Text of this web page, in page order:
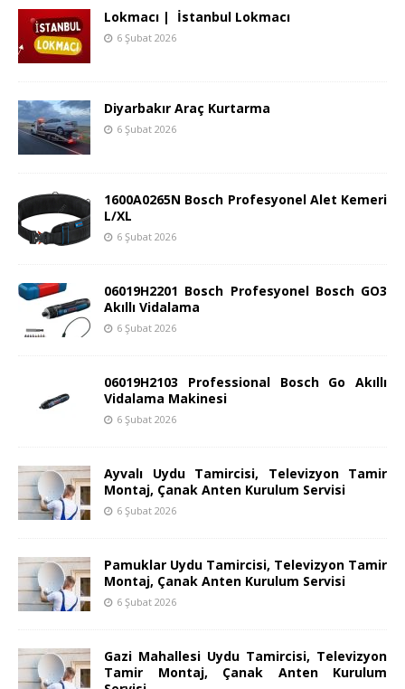
Lokmacı | İstanbul Lokmacı
6 Şubat 2026
Diyarbakır Araç Kurtarma
6 Şubat 2026
1600A0265N Bosch Profesyonel Alet Kemeri
L/XL
6 Şubat 2026
06019H2201 Bosch Profesyonel Bosch GO3
Akıllı Vidalama
6 Şubat 2026
06019H2103 Professional Bosch Go Akıllı
Vidalama Makinesi
6 Şubat 2026
Ayvalı Uydu Tamircisi, Televizyon Tamir
Montaj, Çanak Anten Kurulum Servisi
6 Şubat 2026
Pamuklar Uydu Tamircisi, Televizyon Tamir
Montaj, Çanak Anten Kurulum Servisi
6 Şubat 2026
Gazi Mahallesi Uydu Tamircisi, Televizyon
Tamir Montaj, Çanak Anten Kurulum